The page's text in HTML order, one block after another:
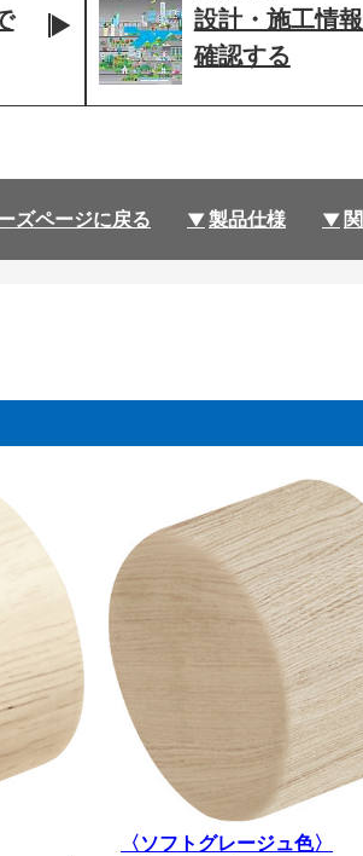
設計・施工情
確認する
ズページに戻る 製品仕様
〈ソフトグレージュ色〉